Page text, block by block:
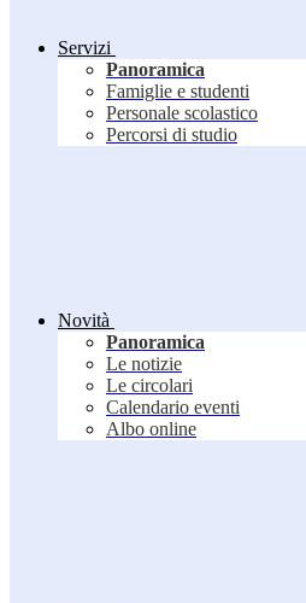
Servizi
Panoramica
Famiglie e studenti
Personale scolastico
Percorsi di studio
Novità
Panoramica
Le notizie
Le circolari
Calendario eventi
Albo online